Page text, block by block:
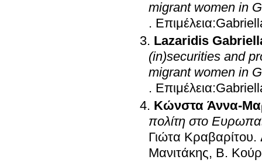
migrant women in
.
Lazaridis
(in)securities and
migrant women in
.
Κώνστα Άννα-
πολίτη στο
Γιώτα
Μανιτάκης, Β.